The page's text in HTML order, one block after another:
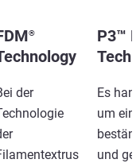
®
der
P3™
Es
um
und